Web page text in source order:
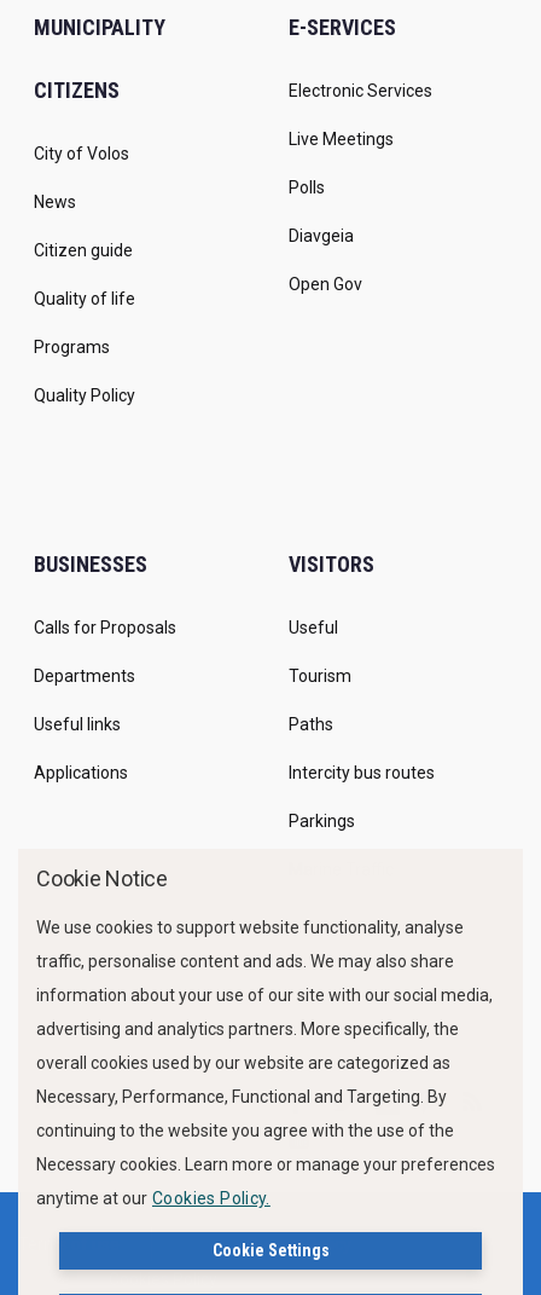
MUNICIPALITY
CITIZENS
City of Volos
News
Citizen guide
Quality of life
Programs
Quality Policy
E-SERVICES
Electronic Services
Live Meetings
Polls
Diavgeia
Open Gov
BUSINESSES
Calls for Proposals
Departments
Useful links
Applications
VISITORS
Useful
Tourism
Paths
Intercity bus routes
Parkings
FOLLOW US
Privacy Policy
Cookie Notice
We use cookies to support website functionality, analyse
traffic, personalise content and ads. We may also share
information about your use of our site with our social media,
advertising and analytics partners. More specifically, the
overall cookies used by our website are categorized as
Necessary, Performance, Functional and Targeting. By
continuing to the website you agree with the use of the
Necessary cookies. Learn more or manage your preferences
anytime at our Cookies Policy.
Cookie Settings